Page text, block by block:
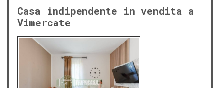
Casa indipendente in vendita a
Vimercate